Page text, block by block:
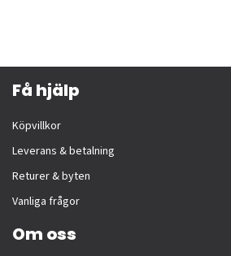
Få hjälp
Köpvillkor
Leverans & betalning
Returer & byten
Vanliga frågor
Om oss